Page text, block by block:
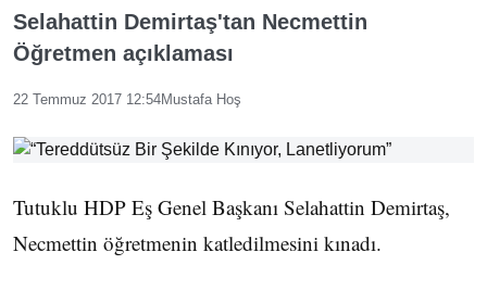
Selahattin Demirtaş'tan Necmettin
Öğretmen açıklaması
22 Temmuz 2017 12:54Mustafa Hoş
Tutuklu HDP Eş Genel Başkanı Selahattin Demirtaş,
Necmettin öğretmenin katledilmesini kınadı.